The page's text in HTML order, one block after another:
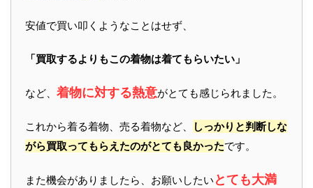
安値で買い叩くようなことはせず、
「買取するよりもこの着物は着てもらいたい」
など、 着物に対する熱意がとても感じられました。
これから着る着物、売る着物など、
しっかりと判断しな
がら買取ってもらえたのがとても良かったです。
また機会がありましたら、お願いしたい とても大満